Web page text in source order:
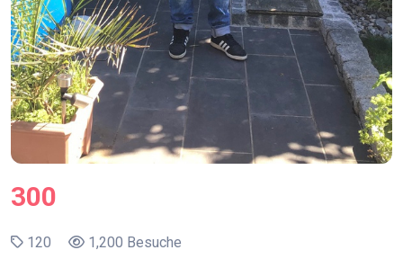
300
120
1,200 Besuche